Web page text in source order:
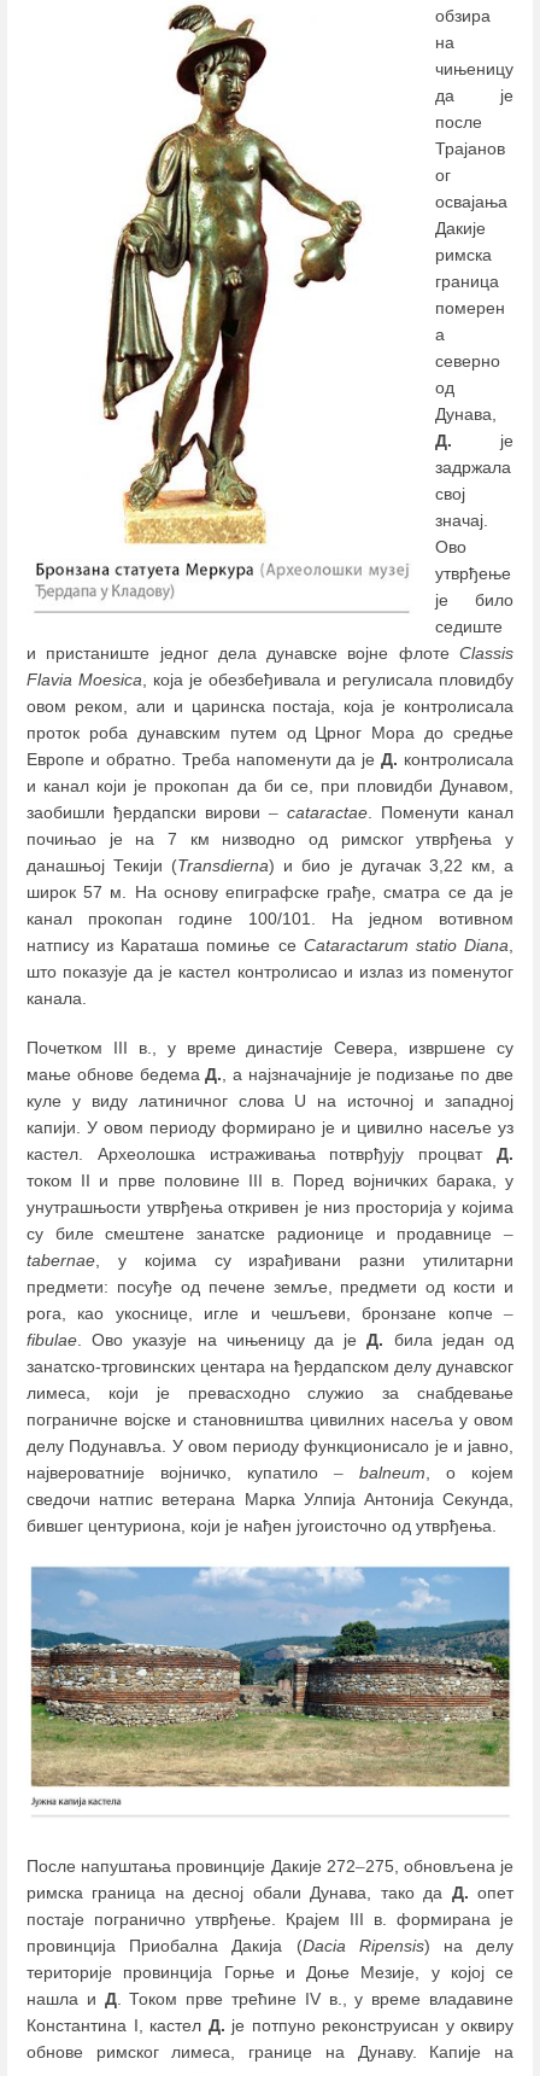
обзира
на
чињеницу
да је
после
Трајанов
ог
освајања
Дакије
римска
граница
померен
а
северно
од
Дунава,
Д. је
задржала
свој
значај.
Ово
утврђење
је било
седиште
и пристаниште једног дела дунавске војне флоте Classis
Flavia Moesica , која је обезбеђивала и регулисала пловидбу
овом реком, али и царинска постаја, која је контролисала
проток роба дунавским путем од Црног Мора до средње
Европе и обратно. Треба напоменути да јеД. контролисала
и канал који је прокопан да би се, при пловидби Дунавом,
заобишли ђердапски вирови – cataractae . Поменути канал
почињао је на 7 км низводно од римског утврђења у
данашњој Текији (Transdierna) и био је дугачак 3,22 км, а
широк 57 м. На основу епиграфске грађе, сматра се да је
канал прокопан године 100/101. На једном вотивном
натпису из Караташа помиње се Cataractarum statio Diana
што показује да је кастел контролисао и излаз из поменутог
канала.
Почетком III в., у време династије Севера, извршене су
мање обнове бедемаД. , а најзначајније је подизање по две
куле у виду латиничног слова U на источној и западној
капији. У овом периоду формирано је и цивилно насеље уз
кастел. Археолошка истраживања потврђују процват Д.
током II и прве половине III в. Поред војничких барака, у
унутрашњости утврђења откривен је низ просторија у којима
су биле смештене занатске радионице и продавнице –
tabernae , у којима су израђивани разни утилитарни
предмети: посуђе од печене земље, предмети од кости и
рога, као укоснице, игле и чешљеви, бронзане копче –
fibulae . Ово указује на чињеницу да јеД. била један од
занатско-трговинских центара на ђердапском делу дунавског
лимеса, који је превасходно служио за снабдевање
пограничне војске и становништва цивилних насеља у овом
делу Подунавља. У овом периоду функционисало је и јавно,
највероватније војничко, купатило – balneum , о којем
сведочи натпис ветерана Марка Улпија Антонија Секунда,
бившег центуриона, који је нађен југоисточно од утврђења.
После напуштања провинције Дакије 272–275, обновљена је
римска граница на десној обали Дунава, тако да Д. опет
постаје погранично утврђење. Крајем III в. формирана је
провинција Приобална Дакија (Dacia Ripensis) на делу
територије провинција Горње и Доње Мезије, у којој се
нашла и Д. Током прве трећине IV в., у време владавине
Константина I, кастел Д. је потпуно реконструисан у оквиру
обнове римског лимеса, границе на Дунаву. Капије на